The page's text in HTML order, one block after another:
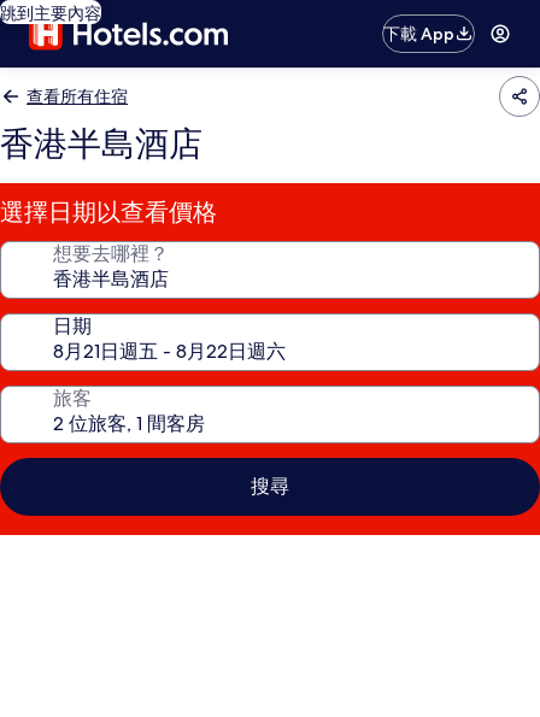
跳到主要內容
下載 App
查看所有住宿
香港半島酒店
選擇日期以查看價格
想要去哪裡？
日期
旅客
搜尋